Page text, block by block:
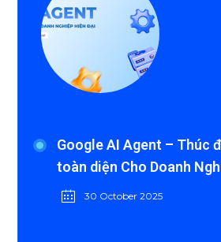
Google AI Agent – Thúc
toàn diện Cho Doanh
30 October 2025